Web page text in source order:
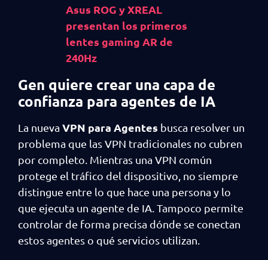
Asus ROG y XREAL
presentan los primeros
lentes gaming AR de
240Hz
Gen quiere crear una capa de
confianza para agentes de IA
La nueva VPN para Agentes busca resolver un
problema que las VPN tradicionales no cubren
por completo. Mientras una VPN común
protege el tráfico del dispositivo, no siempre
distingue entre lo que hace una persona y lo
que ejecuta un agente de IA. Tampoco permite
controlar de forma precisa dónde se conectan
estos agentes o qué servicios utilizan.